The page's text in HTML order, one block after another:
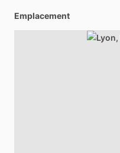
Emplacement